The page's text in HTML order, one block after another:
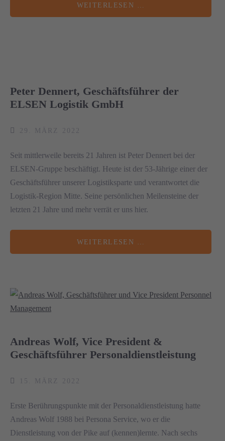
WEITERLESEN …
Peter Dennert, Geschäftsführer der
ELSEN Logistik GmbH
29. MÄRZ 2022
Seit mittlerweile bereits 21 Jahren ist Peter Dennert bei der
ELSEN-Gruppe beschäftigt. Heute ist der 53-Jährige einer der
Geschäftsführer unserer Logistiksparte und verantwortet die
Logistik-Region Mitte. Seine persönlichen Meilensteine der
letzten 21 Jahre und mehr verrät er uns hier.
WEITERLESEN …
Andreas Wolf, Vice President &
Geschäftsführer Personaldienstleistung
15. MÄRZ 2022
Erste Berührungspunkte mit der Personaldienstleistung hatte
Andreas Wolf 1988 bei Persona Service, wo er die
Dienstleistung von der Pike auf (kennen)lernte. Nach sechs